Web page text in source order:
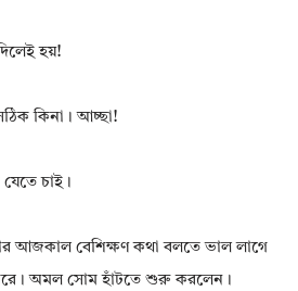
হয়!
কিনা। আচ্ছা!
চাই।
আজকাল বেশিক্ষণ কথা বলতে ভাল লাগে
অমল সোম হাঁটতে শুরু করলেন।